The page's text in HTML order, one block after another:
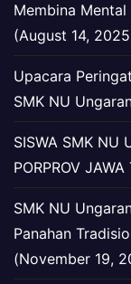
Membina
(August 14,
Upacara
SMK NU
SISWA SMK NU
PORPROV
SMK NU
Panahan
(November 19,